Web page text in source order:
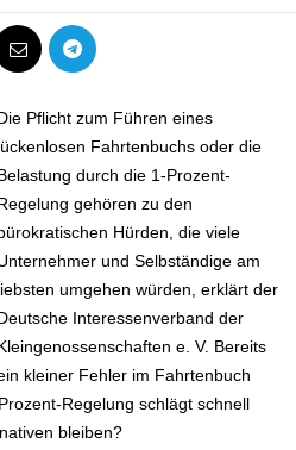
Pflicht zum Führen eines
Fahrtenbuchs oder die
durch die 1-Prozent-
gehören zu den
Hürden, die viele
und Selbständige am
umgehen würden, erklärt der
Interessenverband der
e. V. Bereits
kleiner Fehler im Fahrtenbuch
Regelung schlägt schnell
bleiben?